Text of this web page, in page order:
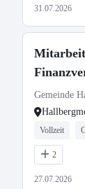
31.07.2026
Gemeinde
Vollzeit
2
27.07.2026